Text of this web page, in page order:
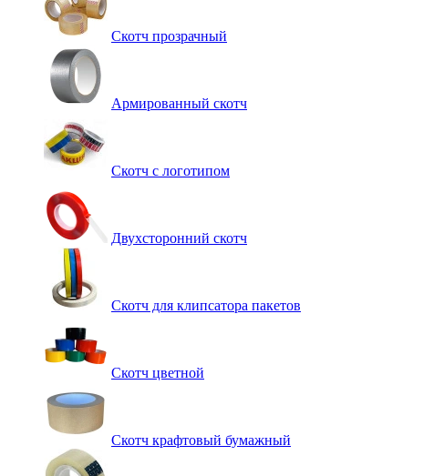
Cкотч прозрачный
Армированный скотч
Скотч с логотипом
Двухсторонний скотч
Скотч для клипсатора пакетов
Скотч цветной
Скотч крафтовый бумажный